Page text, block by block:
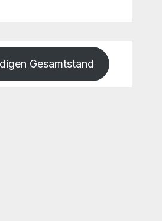
Gesamtstand